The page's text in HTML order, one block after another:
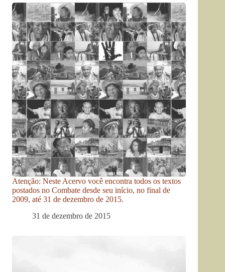
Atenção: Neste Acervo você encontra todos os textos
postados no Combate desde seu início, no final de
2009, até 31 de dezembro de 2015.
31 de dezembro de 2015